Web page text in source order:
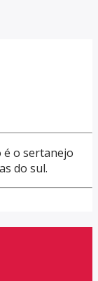
é o sertanejo
do sul.